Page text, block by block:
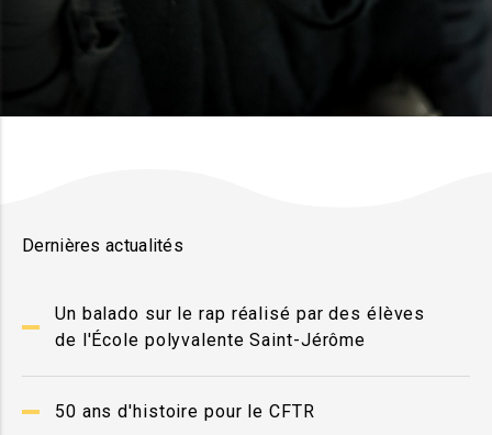
Dernières actualités
Un balado sur le rap réalisé par des élèves
de l'École polyvalente Saint-Jérôme
50 ans d'histoire pour le CFTR